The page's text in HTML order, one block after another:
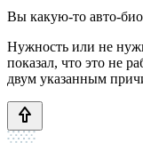
Вы какую-то авто-
Нужность или не
показал, что это не
двум указанным